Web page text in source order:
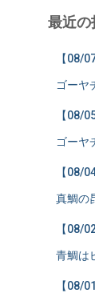
最近の
【08/
ゴーヤ
【08/
ゴーヤ
【08/
真鯛の
【08/
青鯛は
【08/